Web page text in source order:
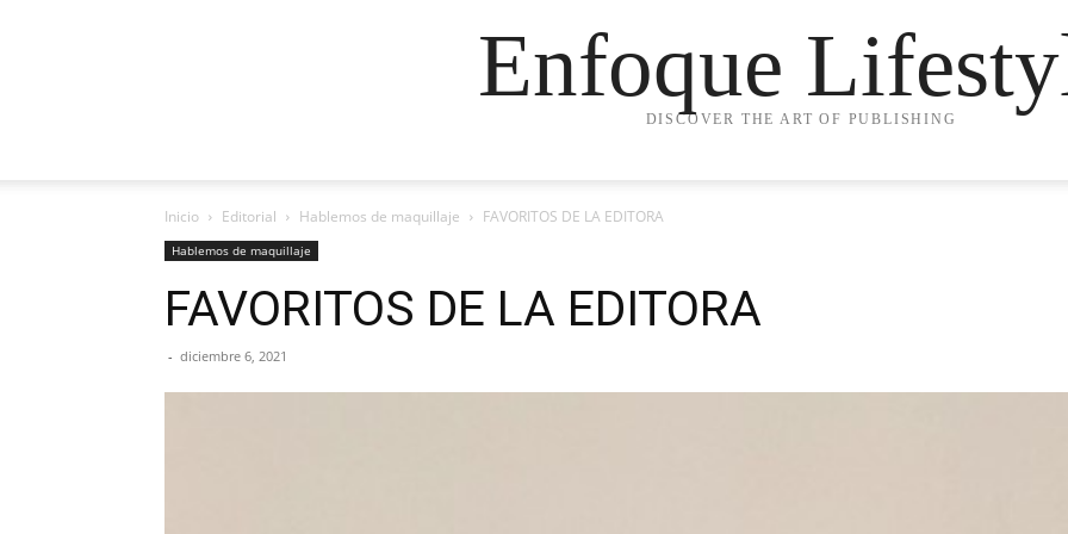
Enfoque
DISCOVER THE ART OF PUBLISHING
Inicio Editorial Hablemos de maquillaje FAVORITOS DE LA EDITORA
Hablemos de maquillaje
FAVORITOS DE LA EDITORA
- diciembre 6, 2021